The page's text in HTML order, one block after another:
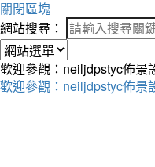
關閉區塊
網站搜尋：
歡迎參觀：neiljdpstyc佈景
歡迎參觀：neiljdpstyc佈景